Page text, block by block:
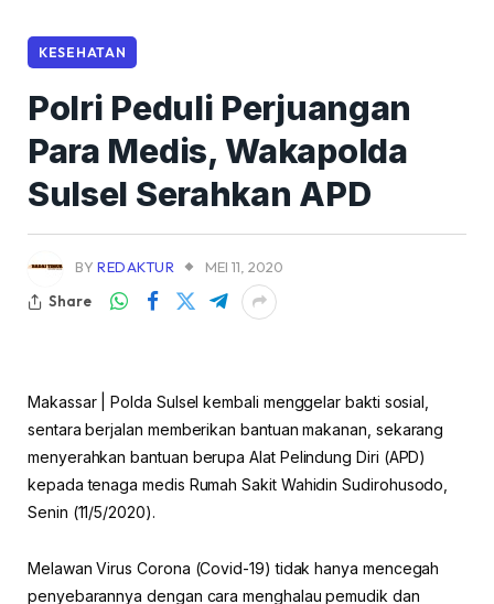
KESEHATAN
Polri Peduli Perjuangan
Para Medis, Wakapolda
Sulsel Serahkan APD
BY REDAKTUR
MEI 11, 2020
Share
Makassar | Polda Sulsel kembali menggelar bakti sosial,
sentara berjalan memberikan bantuan makanan, sekarang
menyerahkan bantuan berupa Alat Pelindung Diri (APD)
kepada tenaga medis Rumah Sakit Wahidin Sudirohusodo,
Senin (11/5/2020).
Melawan Virus Corona (Covid-19) tidak hanya mencegah
penyebarannya dengan cara menghalau pemudik dan